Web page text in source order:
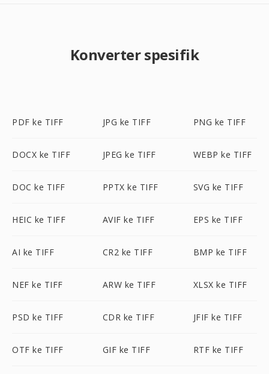
Konverter spesifik
PDF ke TIFF JPG ke TIFF PNG ke TIFF
DOCX ke TIFF JPEG ke TIFF WEBP ke TIFF
DOC ke TIFF PPTX ke TIFF SVG ke TIFF
HEIC ke TIFF AVIF ke TIFF EPS ke TIFF
AI ke TIFF CR2 ke TIFF BMP ke TIFF
NEF ke TIFF ARW ke TIFF XLSX ke TIFF
PSD ke TIFF CDR ke TIFF JFIF ke TIFF
OTF ke TIFF GIF ke TIFF RTF ke TIFF